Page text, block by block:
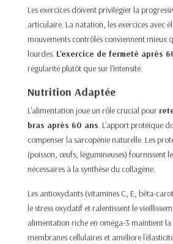
Les exercices doivent privilégier la
articulaire. La natation, les exercices avec
mouvements contrôlés conviennent mieux
lourdes. L'exercice de fermeté après
régularité plutôt que sur l'intensité.
Nutrition Adaptée
L'alimentation joue un rôle crucial pour
bras après 60 ans. L'apport protéique
compenser la sarcopénienaturelle. Les
(poisson, œufs, légumineuses) fournissent
nécessaires à la synthèse du collagène.
Les antioxydants (vitamines C, E, bêta-
le stress oxydatif et ralentissent le
alimentation riche en oméga-3 maintient la
membranes cellulaires et améliore